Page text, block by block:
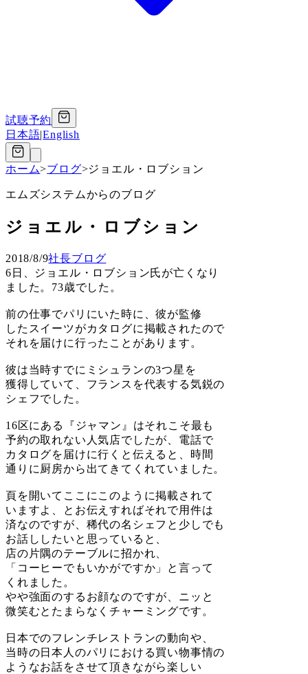
試聴予約
日本語|English
ホーム>ブログ>ジョエル・ロブション
エムズシステムからのブログ
ジョエル・ロブション
2018/8/9社長ブログ
6日、ジョエル・ロブション氏が亡くなり
ました。73歳でした。
前の仕事でパリにいた時に、彼が監修
したスイーツがカタログに掲載されたので
それを届けに行ったことがあります。
彼は当時すでにミシュランの3つ星を
獲得していて、フランスを代表する気鋭の
シェフでした。
16区にある『ジャマン』はそれこそ最も
予約の取れない人気店でしたが、電話で
カタログを届けに行くと伝えると、時間
通りに厨房から出てきてくれていました。
頁を開いてここにこのように掲載されて
いますよ、とお伝えすればそれで用件は
済なのですが、稀代の名シェフと少しでも
お話ししたいと思っていると、
店の片隅のテーブルに招かれ、
「コーヒーでもいかがですか」と言って
くれました。
やや強面のするお顔なのですが、ニッと
微笑むとたまらなくチャーミングです。
日本でのフレンチレストランの動向や、
当時の日本人のパリにおける買い物事情の
ようなお話をさせて頂きながら楽しい